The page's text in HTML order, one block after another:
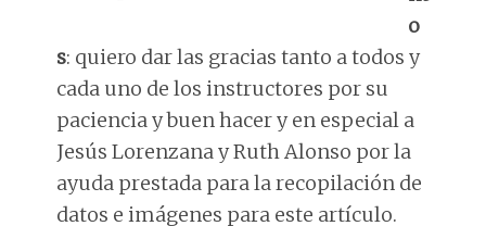
o
s: quiero dar las gracias tanto a todos y
cada uno de los instructores por su
paciencia y buen hacer y en especial a
Jesús Lorenzana y Ruth Alonso por la
ayuda prestada para la recopilación de
datos e imágenes para este artículo.